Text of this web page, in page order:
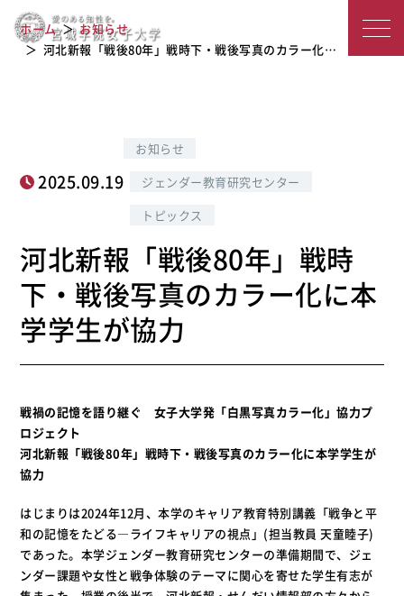
城
女
子
大
学
河北新報「戦後80年」戦時下・戦後写
真のカラー化に本学学生が協力
ホーム
お知らせ
河北新報「戦後80年」戦時下・戦後写真のカラー化…
2025.09.19
お知らせ
ジェンダー教育研究センター
トピックス
河北新報「戦後80年」戦時
下・戦後写真のカラー化に本
学学生が協力
戦禍の記憶を語り継ぐ 女子大学発「白黒写真カラー化」協力プ
ロジェクト
河北新報「戦後80年」戦時下・戦後写真のカラー化に本学学生が
協力
はじまりは2024年12月、本学のキャリア教育特別講義「戦争と平
和の記憶をたどる―ライフキャリアの視点」(担当教員 天童睦子)
であった。本学ジェンダー教育研究センターの準備期間で、ジェ
ンダー課題や女性と戦争体験のテーマに関心を寄せた学生有志が